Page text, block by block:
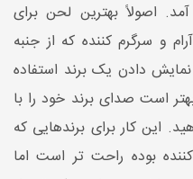
اصولاً بهترین لحن برای
و سرگرم کننده که از جنبه
دادن یک برند استفاده
است صدای برند خود را با
این کار برای برندهایی که
بوده راحت تر است اما